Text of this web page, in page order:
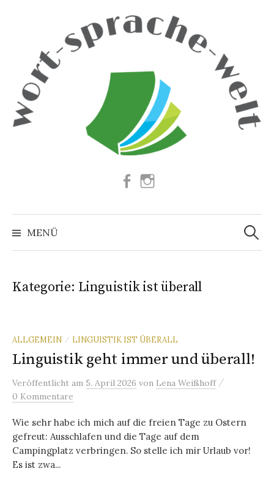
Facebook
MENÜ
Suchen
nach:
Kategorie: Linguistik ist überall
ALLGEMEIN / LINGUISTIK IST ÜBERALL
Linguistik geht immer und überall!
Veröffentlicht am 5. April 2026 von Lena Weißhoff /
0 Kommentare
Wie sehr habe ich mich auf die freien Tage zu Ostern
gefreut: Ausschlafen und die Tage auf dem
Campingplatz verbringen. So stelle ich mir Urlaub vor!
Es ist zwa...